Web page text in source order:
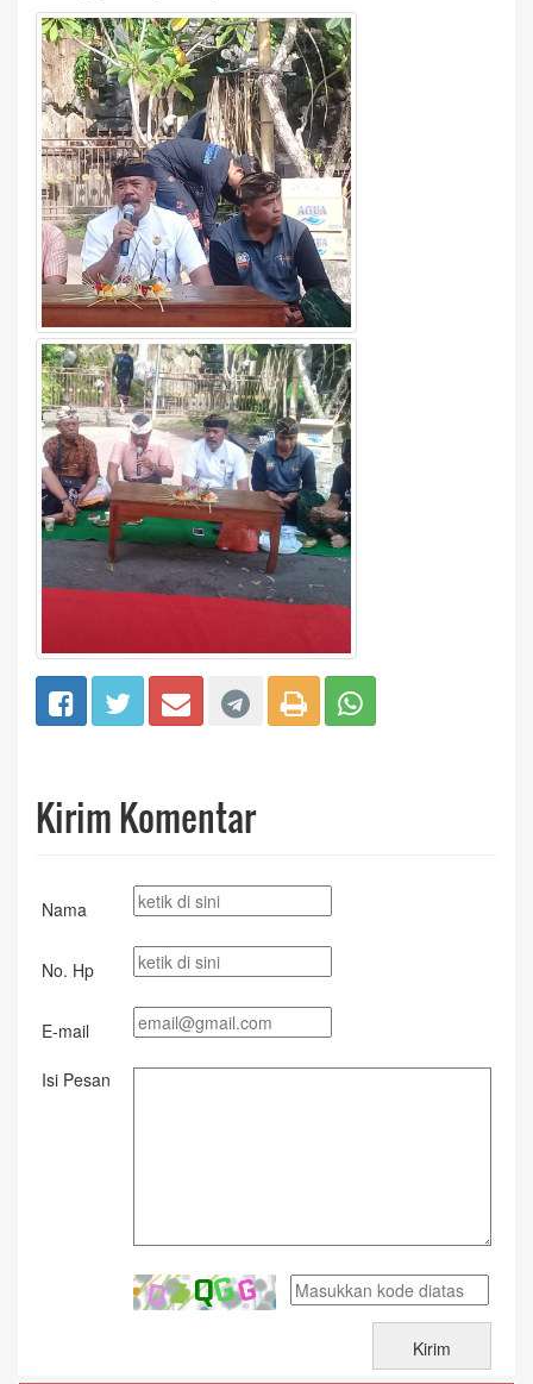
Kirim Komentar
Nama
No. Hp
E-mail
Isi Pesan